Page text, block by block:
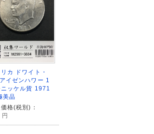
カ ドワイト・
イゼンハワー 1
ニッケル貨 1971
美品
格(税別)：
円